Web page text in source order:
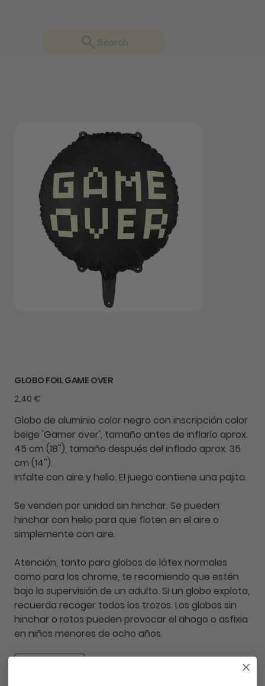
Search
GLOBO FOIL GAME OVER
Precio
2,40 €
Globo de aluminio color negro con inscripción color
beige 'Gamer over', tamaño antes de inflarlo aprox.
45 cm (18''), tamaño después del inflado aprox. 35
cm (14'').
Infalte con aire y helio. El juego contiene una pajita.
Se venden por unidad sin hinchar. Se pueden
hinchar con helio para que floten en el aire o
simplemente con aire.
Atención, tanto para globos de látex normales
como para los chrome, te recomiendo que estén
bajo la supervisión de un adulto. Si un globo explota,
recuerda recoger todos los trozos. Los globos sin
hinchar o rotos pueden provocar el ahogo o asfixia
en niños menores de ocho años.